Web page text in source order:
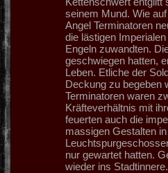
seinem Mund. Wie
Angel Terminatoren
die lästigen
Engeln zuwandten.
geschwiegen hatten,
Leben. Etliche der
Deckung zu begeben
Terminatoren waren
Kräfteverhältnis mit
feuerten auch die
massigen Gestalten
nur gewartet hatten.
wieder ins Stadtinnere.